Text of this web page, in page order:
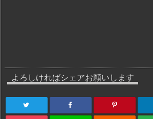
よろしければシェアお願いします